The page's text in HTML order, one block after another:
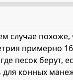
случае
примерно
песок
для конных